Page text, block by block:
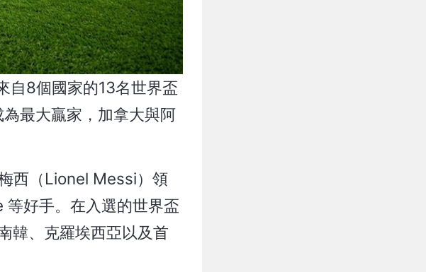
自8個國家的13名世界盃
最大贏家，加拿大與阿
西（Lionel Messi）領
好手。在入選的世界盃
韓、克羅埃西亞以及首